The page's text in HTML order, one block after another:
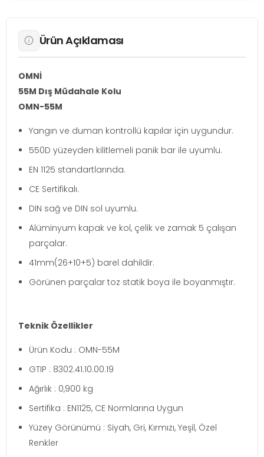
Ürün Açıklaması
OMNİ
55M Dış Müdahale Kolu
OMN-55M
Yangın ve duman kontrollü kapılar için uygundur.
550D yüzeyden kilitlemeli panik bar ile uyumlu.
EN 1125 standartlarında.
CE Sertifikalı.
DIN sağ ve DIN sol uyumlu.
Alüminyum kapak ve kol, çelik ve zamak 5 çalışan
parçalar.
41mm(26+10+5) barel dahildir.
Görünen parçalar toz statik boya ile boyanmıştır.
Teknik Özellikler
Ürün Kodu : OMN-55M
GTIP : 8302.41.10.00.19
Ağırlık : 0,900 kg
Sertifika : EN1125, CE Normlarına Uygun
Yüzey Görünümü : Siyah, Gri, Kırmızı, Yeşil, Özel
Renkler